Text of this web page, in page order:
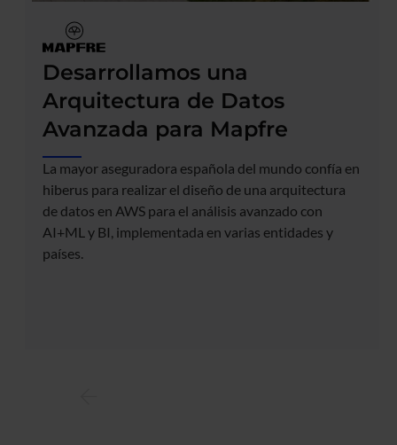
Desarrollamos una
Arquitectura de Datos
Avanzada para Mapfre
La mayor aseguradora española del mundo confía en
hiberus para realizar el diseño de una arquitectura
de datos en AWS para el análisis avanzado con
AI+ML y BI, implementada en varias entidades y
países.